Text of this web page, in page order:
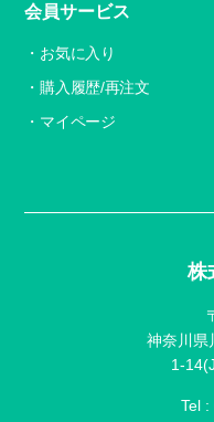
株
神奈川県
1-
Tel :
会員サービス
お気に入り
購入履歴/再注文
マイページ